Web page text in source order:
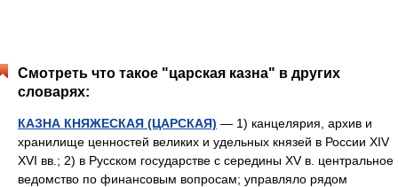
Смотреть что такое "царская казна" в других
словарях:
КАЗНА КНЯЖЕСКАЯ (ЦАРСКАЯ) — 1) канцелярия, архив и
хранилище ценностей великих и удельных князей в России XIV
XVI вв.; 2) в Русском государстве с середины XV в. центральное
ведомство по финансовым вопросам; управляло рядом